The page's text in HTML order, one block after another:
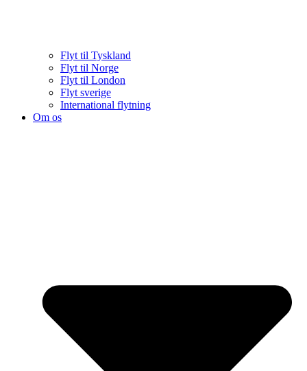
Flyt til Tyskland
Flyt til Norge
Flyt til London
Flyt sverige
International flytning
Om os